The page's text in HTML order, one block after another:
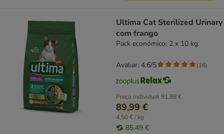
Ultima Cat Sterilized Urinary
com frango
Pack económico: 2 x 10 kg
Preço individual91,98 €
89,99 €
4,50 € / kg
85,49 €
Avaliar: 4.6/5 (16)